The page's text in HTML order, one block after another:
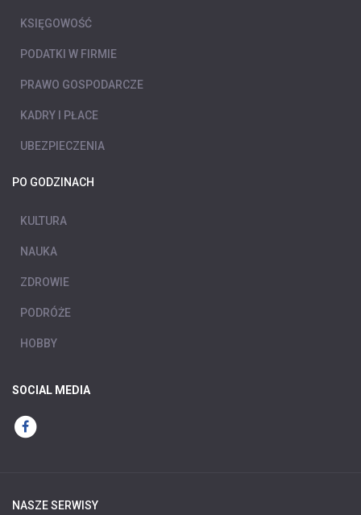
KSIĘGOWOŚĆ
PODATKI W FIRMIE
PRAWO GOSPODARCZE
KADRY I PŁACE
UBEZPIECZENIA
PO GODZINACH
KULTURA
NAUKA
ZDROWIE
PODRÓŻE
HOBBY
SOCIAL MEDIA
NASZE SERWISY